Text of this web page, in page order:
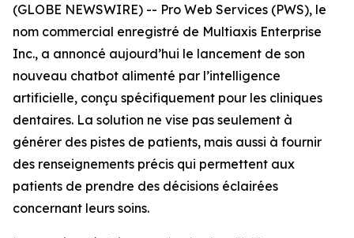
(GLOBE NEWSWIRE) -- Pro Web Services (PWS), le
nom commercial enregistré de Multiaxis Enterprise
Inc., a annoncé aujourd’hui le lancement de son
nouveau chatbot alimenté par l’intelligence
artificielle, conçu spécifiquement pour les cliniques
dentaires. La solution ne vise pas seulement à
générer des pistes de patients, mais aussi à fournir
des renseignements précis qui permettent aux
patients de prendre des décisions éclairées
concernant leurs soins.